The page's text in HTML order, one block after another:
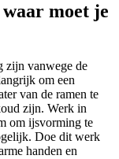
moet je
zijn vanwege de
om een
van de ramen te
zijn. Werk in
om ijsvorming te
Doe dit werk
handen en